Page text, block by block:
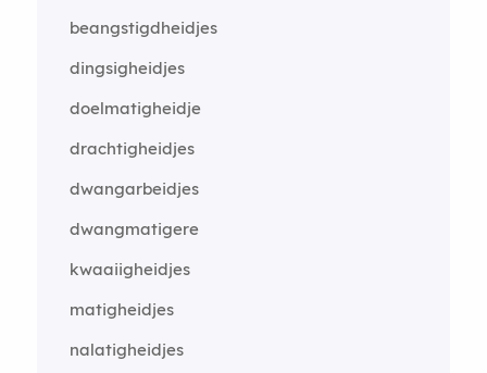
beangstigdheidjes
dingsigheidjes
doelmatigheidje
drachtigheidjes
dwangarbeidjes
dwangmatigere
kwaaiigheidjes
matigheidjes
nalatigheidjes